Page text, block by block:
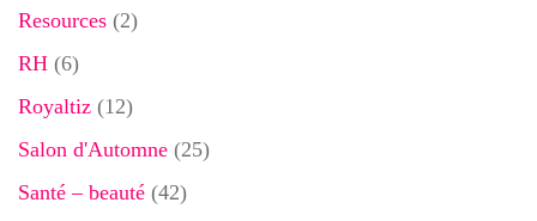
Resources (2)
RH (6)
Royaltiz (12)
Salon d'Automne (25)
Santé – beauté (42)